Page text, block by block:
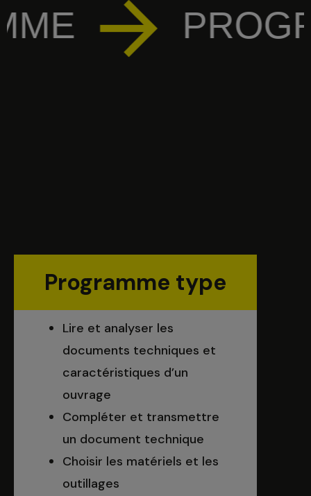
Programme type
Lire et analyser les
documents techniques et
caractéristiques d’un
ouvrage
Compléter et transmettre
un document technique
Choisir les matériels et les
outillages